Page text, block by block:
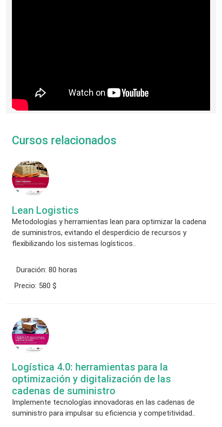
Cursos relacionados
Lean Logistics
Metodologías y herramientas lean para optimizar la cadena
de suministros, evitando el desperdicio de recursos y
flexibilizando los sistemas logísticos..
Duración: 80 horas
Precio: 580 $
Logística 4.0: herramientas para la
optimización y digitalización de las
cadenas de suministro
Implemente tecnologías innovadoras en las cadenas de
suministro para impulsar su eficiencia y competitividad..